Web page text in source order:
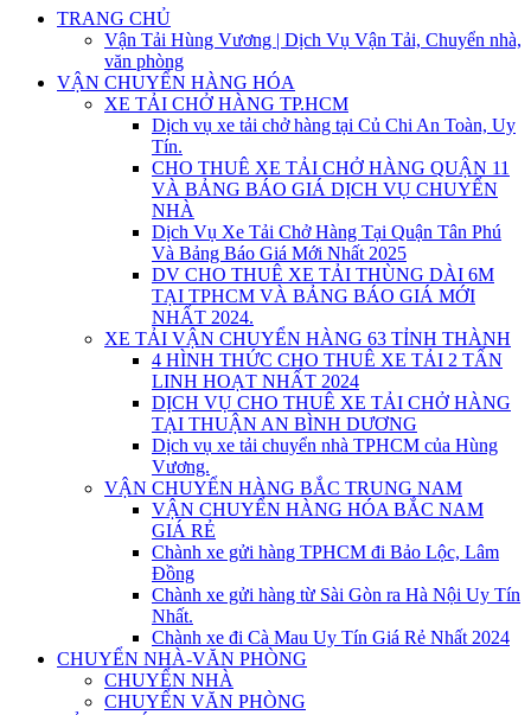
TRANG CHỦ
Vận Tải Hùng Vương | Dịch Vụ Vận Tải, Chuyển nhà,
văn phòng
VẬN CHUYỂN HÀNG HÓA
XE TẢI CHỞ HÀNG TP.HCM
Dịch vụ xe tải chở hàng tại Củ Chi An Toàn, Uy
Tín.
CHO THUÊ XE TẢI CHỞ HÀNG QUẬN 11
VÀ BẢNG BÁO GIÁ DỊCH VỤ CHUYỂN
NHÀ
Dịch Vụ Xe Tải Chở Hàng Tại Quận Tân Phú
Và Bảng Báo Giá Mới Nhất 2025
DV CHO THUÊ XE TẢI THÙNG DÀI 6M
TẠI TPHCM VÀ BẢNG BÁO GIÁ MỚI
NHẤT 2024.
XE TẢI VẬN CHUYỂN HÀNG 63 TỈNH THÀNH
4 HÌNH THỨC CHO THUÊ XE TẢI 2 TẤN
LINH HOẠT NHẤT 2024
DỊCH VỤ CHO THUÊ XE TẢI CHỞ HÀNG
TẠI THUẬN AN BÌNH DƯƠNG
Dịch vụ xe tải chuyển nhà TPHCM của Hùng
Vương.
VẬN CHUYỂN HÀNG BẮC TRUNG NAM
VẬN CHUYỂN HÀNG HÓA BẮC NAM
GIÁ RẺ
Chành xe gửi hàng TPHCM đi Bảo Lộc, Lâm
Đồng
Chành xe gửi hàng từ Sài Gòn ra Hà Nội Uy Tín
Nhất.
Chành xe đi Cà Mau Uy Tín Giá Rẻ Nhất 2024
CHUYỂN NHÀ-VĂN PHÒNG
CHUYỂN NHÀ
CHUYỂN VĂN PHÒNG